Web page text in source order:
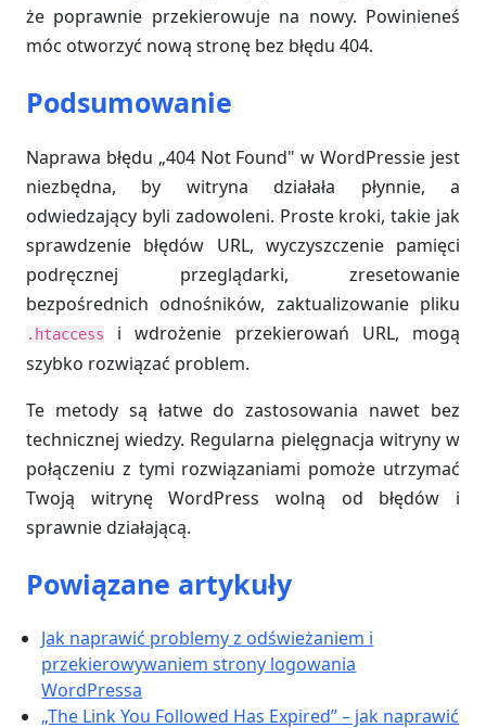
że poprawnie przekierowuje na nowy. Powinieneś
móc otworzyć nową stronę bez błędu 404.
Podsumowanie
Naprawa błędu „404 Not Found" w WordPressie jest
niezbędna, by witryna działała płynnie, a
odwiedzający byli zadowoleni. Proste kroki, takie jak
sprawdzenie błędów URL, wyczyszczenie pamięci
podręcznej przeglądarki, zresetowanie
bezpośrednich odnośników, zaktualizowanie pliku
.htaccess
i wdrożenie przekierowań URL, mogą
szybko rozwiązać problem.
Te metody są łatwe do zastosowania nawet bez
technicznej wiedzy. Regularna pielęgnacja witryny w
połączeniu z tymi rozwiązaniami pomoże utrzymać
Twoją witrynę WordPress wolną od błędów i
sprawnie działającą.
Powiązane artykuły
Jak naprawić problemy z odświeżaniem i
przekierowywaniem strony logowania
WordPressa
„The Link You Followed Has Expired” – jak naprawić